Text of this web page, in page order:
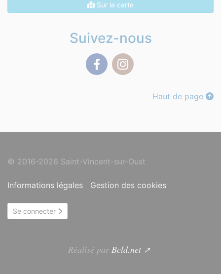
Sur la carte
Suivez-nous
Haut de page
© 2016-2026 Saint-Vincent-sur-Oust
Informations légales Gestion des cookies
Se connecter
Réalisé par Bcld.net